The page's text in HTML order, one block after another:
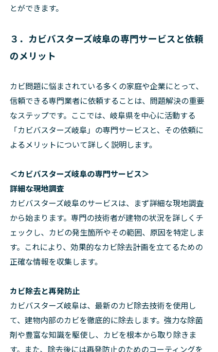
とができます。
３．カビバスターズ岐阜の専門サービスと依頼
のメリット
カビ問題に悩まされている多くの家庭や企業にとって、
信頼できる専門業者に依頼することは、問題解決の重要
なステップです。ここでは、岐阜県を中心に活動する
「カビバスターズ岐阜」の専門サービスと、その依頼に
よるメリットについて詳しく説明します。
＜カビバスターズ岐阜の専門サービス＞
詳細な現地調査
カビバスターズ岐阜のサービスは、まず詳細な現地調査
から始まります。専門の技術者が建物の状況を詳しくチ
ェックし、カビの発生箇所やその範囲、原因を特定しま
す。これにより、効果的なカビ除去計画を立てるための
正確な情報を収集します。
カビ除去と再発防止
カビバスターズ岐阜は、最新のカビ除去技術を使用し
て、建物内部のカビを徹底的に除去します。強力な除菌
剤や豊富な知識を駆使し、カビを根本から取り除きま
す。また、除去後には再発防止のためのコーティングを